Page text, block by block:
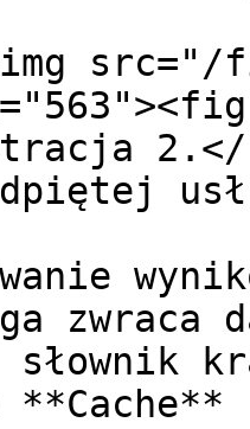
2.</
słownik